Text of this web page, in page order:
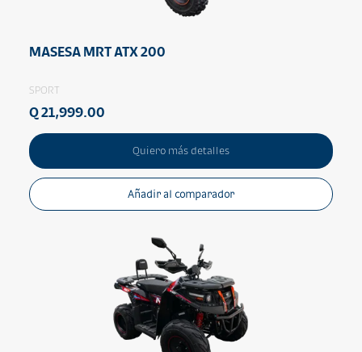
MASESA MRT ATX 200
SPORT
Q 21,999.00
Quiero más detalles
Añadir al comparador